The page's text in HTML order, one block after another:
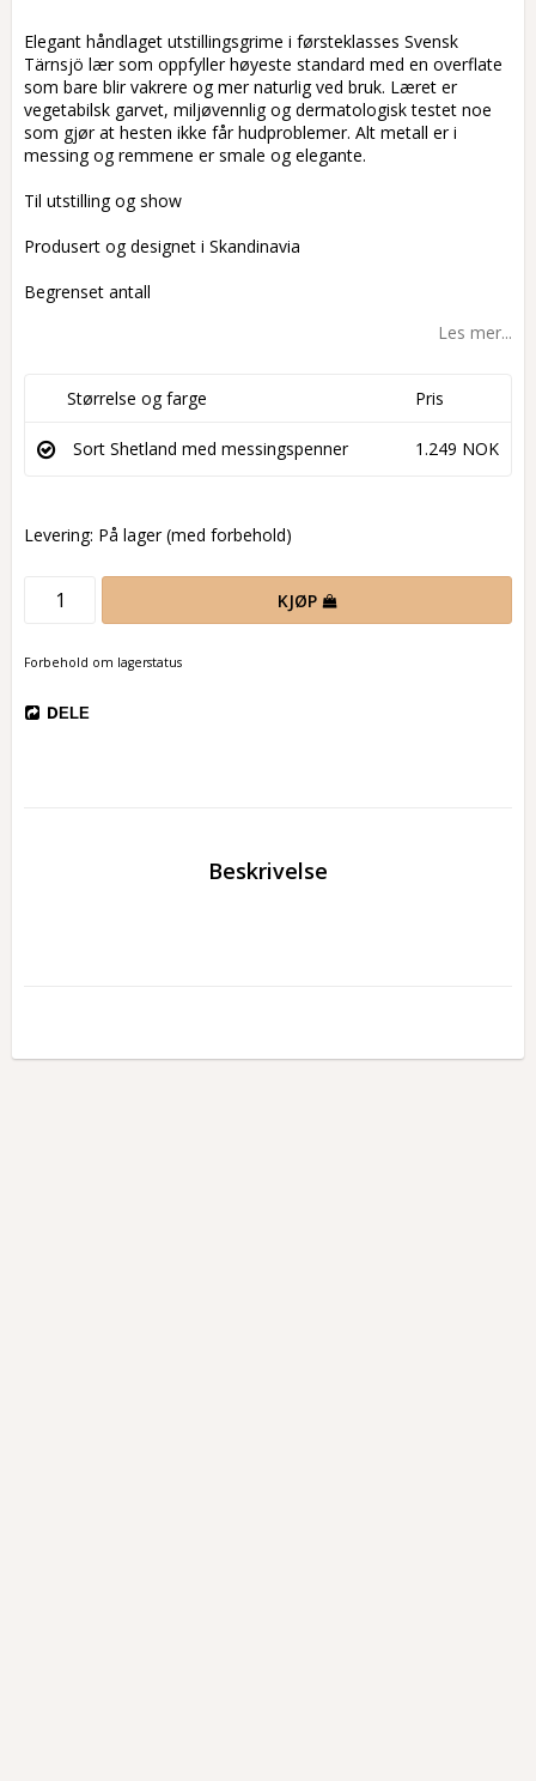
Add to list of favorites
Elegant håndlaget utstillingsgrime i førsteklasses Svensk
Tärnsjö lær som oppfyller høyeste standard med en overflate
som bare blir vakrere og mer naturlig ved bruk. Læret er
vegetabilsk garvet, miljøvennlig og dermatologisk testet noe
som gjør at hesten ikke får hudproblemer. Alt metall er i
messing og remmene er smale og elegante.
Til utstilling og show
Produsert og designet i Skandinavia
Begrenset antall
Les mer...
Størrelse og farge Pris
Sort Shetland med messingspenner 1.249 NOK
Levering: På lager (med forbehold)
KJØP
Forbehold om lagerstatus
DELE
Beskrivelse